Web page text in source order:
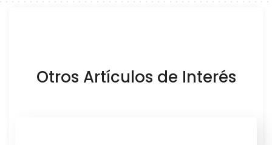
Otros Artículos de Interés